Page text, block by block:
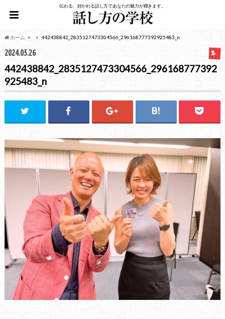
伝わる、好かれる話し方であなたの魅力が輝きます。
ホーム 442438842_2835127473304566_296168777392925483_n
2024.05.26
442438842_2835127473304566_296168777392
925483_n